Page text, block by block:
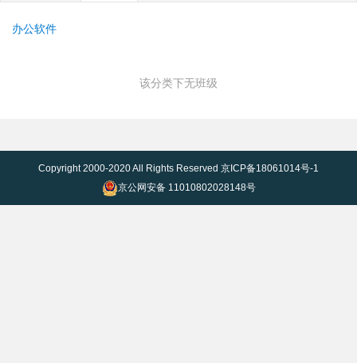
办公软件
该分类下无班级
Copyright 2000-2020 All Rights Reserved 京ICP备18061014号-1
京公网安备 11010802028148号